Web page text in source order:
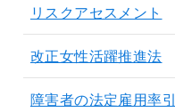
リスクアセスメント
改正女性活躍推進法
障害者の法定雇用率